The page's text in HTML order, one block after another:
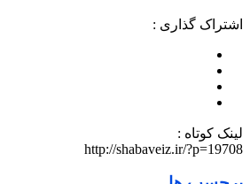
اشتراک گذاری :
لینک کوتاه :
http://shabaveiz.ir/?p=19708